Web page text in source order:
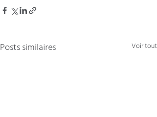
Posts similaires Voir tout